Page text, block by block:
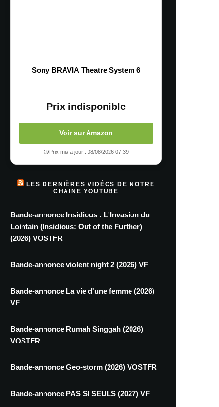
Sony BRAVIA Theatre System 6
Prix indisponible
Voir sur Amazon
Prix mis à jour : 08/08/2026 07:39
LES DERNIÈRES VIDÉOS DE NOTRE
CHAINE YOUTUBE
Bande-annonce Insidious : L'Invasion du
Lointain (Insidious: Out of the Further)
(2026) VOSTFR
Bande-annonce violent night 2 (2026) VF
Bande-annonce La vie d'une femme (2026)
VF
Bande-annonce Rumah Singgah (2026)
VOSTFR
Bande-annonce Geo-storm (2026) VOSTFR
Bande-annonce PAS SI SEULS (2027) VF